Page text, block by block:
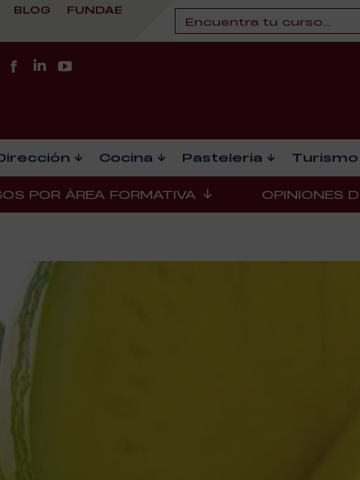
BLOG FUNDAE
Cocina Pastelería Turismo
POR ÁREA FORMATIVA OPINIONES